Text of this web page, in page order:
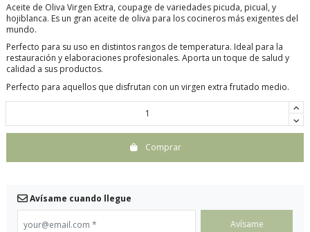
Aceite de Oliva Virgen Extra, coupage de variedades picuda, picual, y
hojiblanca. Es un gran aceite de oliva para los cocineros más exigentes del
mundo.
Perfecto para su uso en distintos rangos de temperatura. Ideal para la
restauración y elaboraciones profesionales. Aporta un toque de salud y
calidad a sus productos.
Perfecto para aquellos que disfrutan con un virgen extra frutado medio.
Comprar
Avísame cuando llegue
your@email.com *